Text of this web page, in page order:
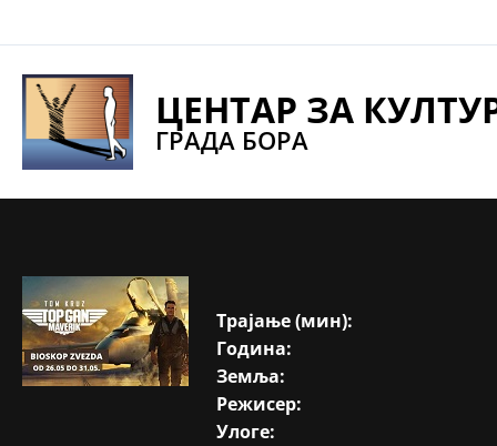
na
sadržaj
ЦЕНТАР ЗА
ГРАДА БОРА
Трајање (мин):
Година:
Земља:
Режисер:
Улоге: